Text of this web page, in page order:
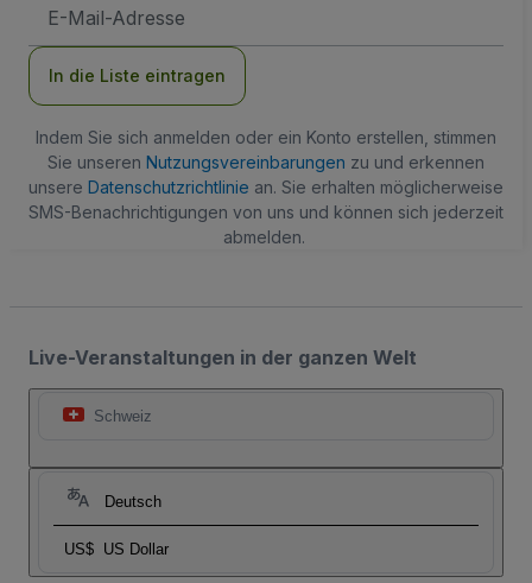
Mail-
In die Liste eintragen
Indem Sie sich anmelden oder ein Konto erstellen, stimmen
Sie unseren Nutzungsvereinbarungen zu und erkennen
unsere Datenschutzrichtlinie an. Sie erhalten möglicherweise
SMS-Benachrichtigungen von uns und können sich jederzeit
abmelden.
Live-Veranstaltungen in der ganzen Welt
Schweiz
Deutsch
US$ US Dollar